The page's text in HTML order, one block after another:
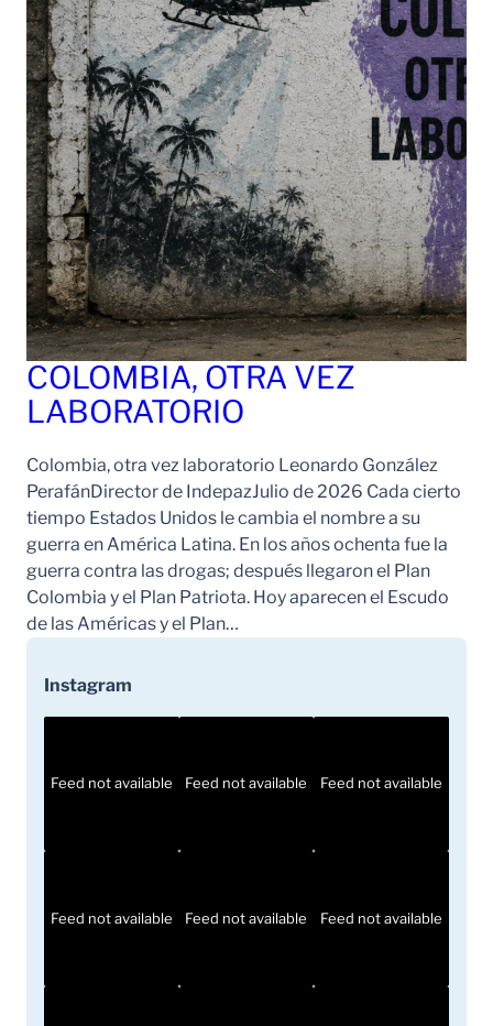
COLOMBIA, OTRA VEZ
LABORATORIO
Colombia, otra vez laboratorio Leonardo González
PerafánDirector de IndepazJulio de 2026 Cada cierto
tiempo Estados Unidos le cambia el nombre a su
guerra en América Latina. En los años ochenta fue la
guerra contra las drogas; después llegaron el Plan
Colombia y el Plan Patriota. Hoy aparecen el Escudo
de las Américas y el Plan…
Instagram
Feed not available Feed not available Feed not available
Feed not available Feed not available Feed not available